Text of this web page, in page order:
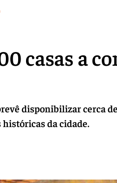
casas a
disponibilizar cerca
históricas da cidade.